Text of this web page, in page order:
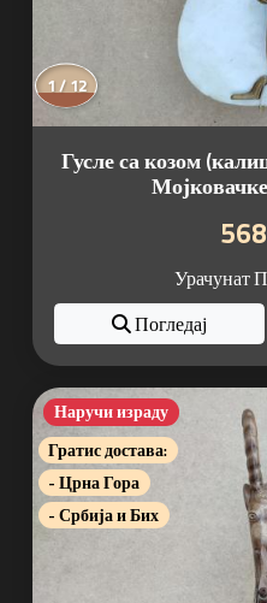
1 / 12
Гусле са козом
Урачунат
Погледај
Наручи израду
Гратис достава:
- Црна Гора
- Србија и Бих